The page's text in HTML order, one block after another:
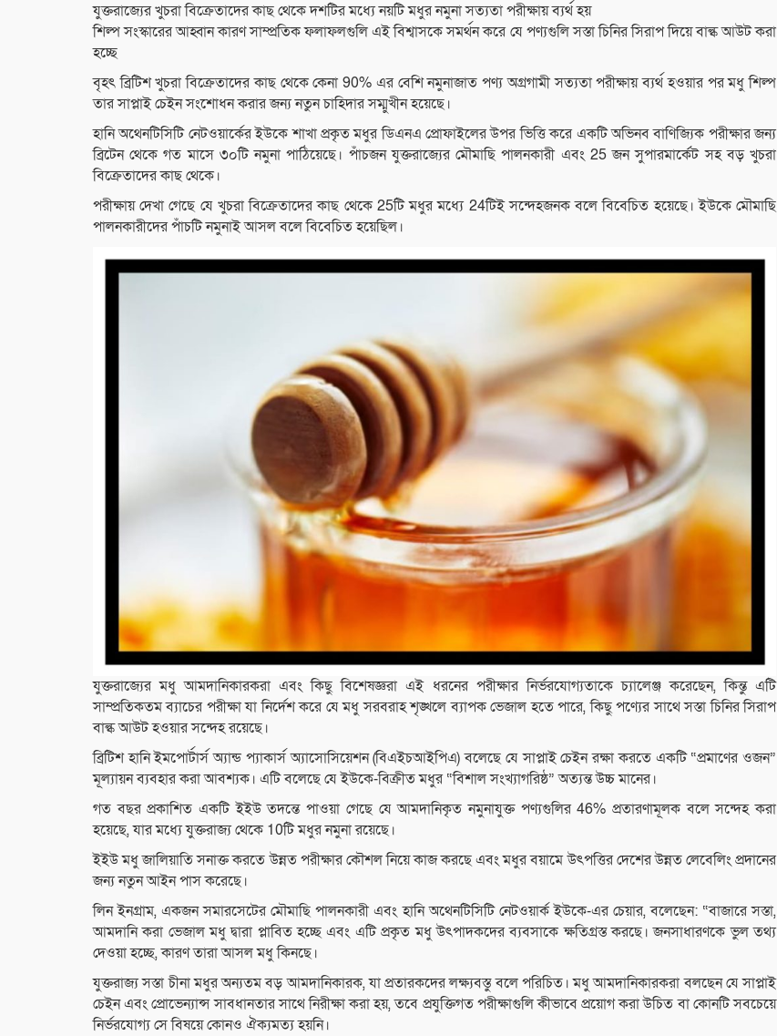
যুক্তরাজ্যের খুচরা বিক্রেতাদের কাছ থেকে দশটির মধ্যে নয়টি মধুর নমুনা সত্যতা পরীক্ষায় ব্যর্থ হয়
শিল্প সংস্কারের আহ্বান কারণ সাম্প্রতিক ফলাফলগুলি এই বিশ্বাসকে সমর্থন করে যে পণ্যগুলি সস্তা চিনির সিরাপ দিয়ে বাল্ক আউট করা
হচ্ছে
বৃহৎ ব্রিটিশ খুচরা বিক্রেতাদের কাছ থেকে কেনা 90% এর বেশি নমুনাজাত পণ্য অগ্রগামী সত্যতা পরীক্ষায় ব্যর্থ হওয়ার পর মধু শিল্প
তার সাপ্লাই চেইন সংশোধন করার জন্য নতুন চাহিদার সম্মুখীন হয়েছে।
হানি অথেনটিসিটি নেটওয়ার্কের ইউকে শাখা প্রকৃত মধুর ডিএনএ প্রোফাইলের উপর ভিত্তি করে একটি অভিনব বাণিজ্যিক পরীক্ষার জন্য
ব্রিটেন থেকে গত মাসে ৩০টি নমুনা পাঠিয়েছে। পাঁচজন যুক্তরাজ্যের মৌমাছি পালনকারী এবং 25 জন সুপারমার্কেট সহ বড় খুচরা
বিক্রেতাদের কাছ থেকে।
পরীক্ষায় দেখা গেছে যে খুচরা বিক্রেতাদের কাছ থেকে 25টি মধুর মধ্যে 24টিই সন্দেহজনক বলে বিবেচিত হয়েছে। ইউকে মৌমাছি
পালনকারীদের পাঁচটি নমুনাই আসল বলে বিবেচিত হয়েছিল।
যুক্তরাজ্যের মধু আমদানিকারকরা এবং কিছু বিশেষজ্ঞরা এই ধরনের পরীক্ষার নির্ভরযোগ্যতাকে চ্যালেঞ্জ করেছেন, কিন্তু এটি
সাম্প্রতিকতম ব্যাচের পরীক্ষা যা নির্দেশ করে যে মধু সরবরাহ শৃঙ্খলে ব্যাপক ভেজাল হতে পারে, কিছু পণ্যের সাথে সস্তা চিনির সিরাপ
বাল্ক আউট হওয়ার সন্দেহ রয়েছে।
ব্রিটিশ হানি ইমপোর্টার্স অ্যান্ড প্যাকার্স অ্যাসোসিয়েশন (বিএইচআইপিএ) বলেছে যে সাপ্লাই চেইন রক্ষা করতে একটি “প্রমাণের ওজন”
মূল্যায়ন ব্যবহার করা আবশ্যক। এটি বলেছে যে ইউকে-বিক্রীত মধুর “বিশাল সংখ্যাগরিষ্ঠ” অত্যন্ত উচ্চ মানের।
গত বছর প্রকাশিত একটি ইইউ তদন্তে পাওয়া গেছে যে আমদানিকৃত নমুনাযুক্ত পণ্যগুলির 46% প্রতারণামূলক বলে সন্দেহ করা
হয়েছে, যার মধ্যে যুক্তরাজ্য থেকে 10টি মধুর নমুনা রয়েছে।
ইইউ মধু জালিয়াতি সনাক্ত করতে উন্নত পরীক্ষার কৌশল নিয়ে কাজ করছে এবং মধুর বয়ামে উৎপত্তির দেশের উন্নত লেবেলিং প্রদানের
জন্য নতুন আইন পাস করেছে।
লিন ইনগ্রাম, একজন সমারসেটের মৌমাছি পালনকারী এবং হানি অথেনটিসিটি নেটওয়ার্ক ইউকে-এর চেয়ার, বলেছেন: “বাজারে সস্তা,
আমদানি করা ভেজাল মধু দ্বারা প্লাবিত হচ্ছে এবং এটি প্রকৃত মধু উৎপাদকদের ব্যবসাকে ক্ষতিগ্রস্ত করছে। জনসাধারণকে ভুল তথ্য
দেওয়া হচ্ছে, কারণ তারা আসল মধু কিনছে।
যুক্তরাজ্য সস্তা চীনা মধুর অন্যতম বড় আমদানিকারক, যা প্রতারকদের লক্ষ্যবস্তু বলে পরিচিত। মধু আমদানিকারকরা বলছেন যে সাপ্লাই
চেইন এবং প্রোভেন্যান্স সাবধানতার সাথে নিরীক্ষা করা হয়, তবে প্রযুক্তিগত পরীক্ষাগুলি কীভাবে প্রয়োগ করা উচিত বা কোনটি সবচেয়ে
নির্ভরযোগ্য সে বিষয়ে কোনও ঐক্যমত্য হয়নি।